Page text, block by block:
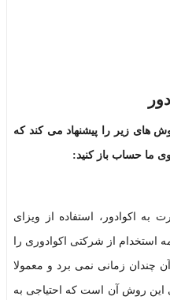
های زیر را پیشنهاد می کند که
ما حساب باز کنید:
اکوادور، استفاده از ویزای
از شرکتی اکوادوری را
چندان زمانی نمی برد و معمولا
این روش آن است که احتیاجی به